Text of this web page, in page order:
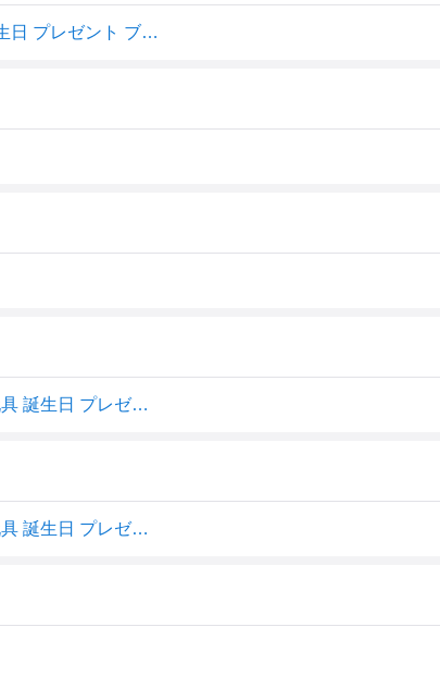
レゴ(LEGO) テクニック ランボルギーニ ウラカン テクニカ おもちゃ 玩具 誕生日 プレゼント ブロック 男の子 女の子 子供 9歳 10
レゴ LEGO テクニック ランボルギーニ ウラカン テクニカ 42161 おもちゃ 玩具 誕生日 プレゼント ブロック 9歳 10歳 11歳
レゴ LEGO テクニック ランボルギーニ ウラカン テクニカ 42161 おもちゃ 玩具 誕生日 プレゼント ブロック 9歳 10歳 11歳